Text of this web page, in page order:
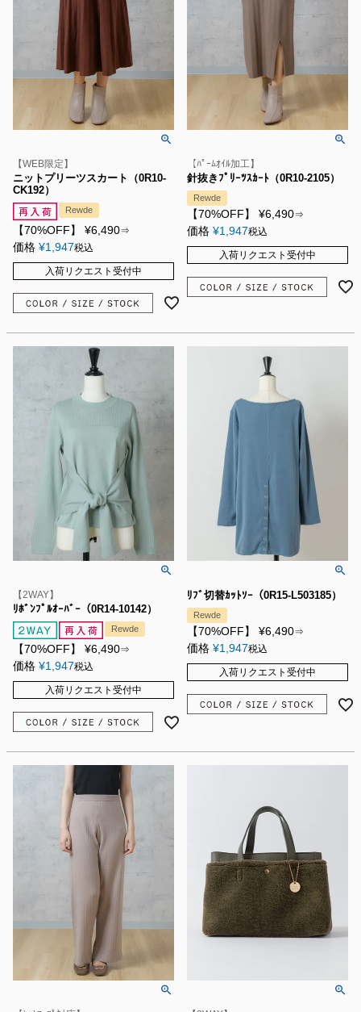
【WEB限定】
ニットプリーツスカート（0R10-
CK192）
Rewde
【70%OFF】 ¥6,490⇒
価格 ¥1,947税込
入荷リクエスト受付中
【ﾊﾟｰﾑｵｲﾙ加工】
針抜きﾌﾟﾘｰﾂｽｶｰﾄ（0R10-2105）
Rewde
【70%OFF】 ¥6,490⇒
価格 ¥1,947税込
入荷リクエスト受付中
【2WAY】
ﾘﾎﾞﾝﾌﾟﾙｵｰﾊﾞｰ（0R14-10142）
Rewde
【70%OFF】 ¥6,490⇒
価格 ¥1,947税込
入荷リクエスト受付中
ﾘﾌﾞ切替ｶｯﾄｿｰ（0R15-L503185）
Rewde
【70%OFF】 ¥6,490⇒
価格 ¥1,947税込
入荷リクエスト受付中